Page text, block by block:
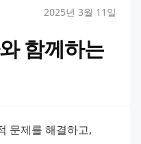
2025년 3월 11일
함께하는
문제를 해결하고,